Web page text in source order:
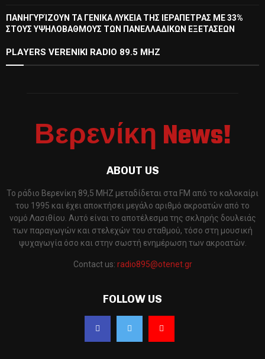
ΠΑΝΗΓΥΡΊΖΟΥΝ ΤΑ ΓΕΝΙΚΑ ΛΥΚΕΙΑ ΤΗΣ ΙΕΡΑΠΕΤΡΑΣ ΜΕ 33%
ΣΤΟΥΣ ΥΨΗΛΟΒΑΘΜΟΥΣ ΤΩΝ ΠΑΝΕΛΛΑΔΙΚΩΝ ΕΞΕΤΑΣΕΩΝ
PLAYERS VERENIKI RADIO 89.5 MHZ
Βερενίκη News!
ABOUT US
Το ράδιο Βερενίκη 89,5 MHZ μεταδίδεται στα FM από το καλοκαίρι
του 1995 και έχει αποκτήσει μεγάλο αριθμό ακροατών από το
νομό Λασιθίου. Αυτό είναι το αποτέλεσμα της σκληρής δουλειάς
των παραγωγών και στελεχών του σταθμού, τόσο στη μουσική
ψυχαγωγία όσο και στην σωστή ενημέρωση των ακροατών.
Contact us: radio895@otenet.gr
FOLLOW US